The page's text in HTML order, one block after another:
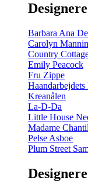
Designere
Barbara Ana
Carolyn
Country
Emily Peacock
Fru Zippe
Haandarbejdets
Kreanålen
La-D-Da
Little House
Madame
Pelse Asboe
Plum Street
Designere